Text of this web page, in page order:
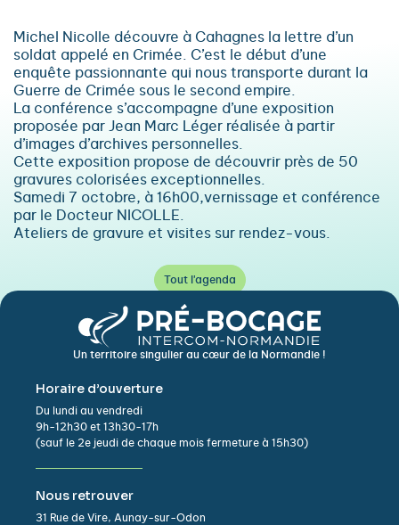
Michel Nicolle découvre à Cahagnes la lettre d’un
soldat appelé en Crimée. C’est le début d’une
enquête passionnante qui nous transporte durant la
Guerre de Crimée sous le second empire.
La conférence s’accompagne d’une exposition
proposée par Jean Marc Léger réalisée à partir
d’images d’archives personnelles.
Cette exposition propose de découvrir près de 50
gravures colorisées exceptionnelles.
Samedi 7 octobre, à 16h00,vernissage et conférence
par le Docteur NICOLLE.
Ateliers de gravure et visites sur rendez-vous.
Tout l'agenda
Un territoire singulier au cœur de la Normandie !
Horaire d’ouverture
Du lundi au vendredi
9h-12h30 et 13h30-17h
(sauf le 2e jeudi de chaque mois fermeture à 15h30)
Nous retrouver
31 Rue de Vire, Aunay-sur-Odon